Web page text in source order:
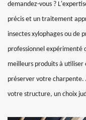
demandez-vous ?
précis et un traitement
insectes xylophages ou de
professionnel expérimenté
meilleurs produits à utiliser
préserver votre charpente.
votre structure, un choix